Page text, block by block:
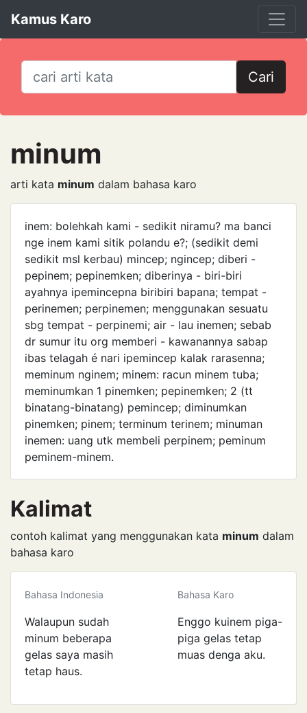
Kamus Karo
Cari
minum
arti kata minum dalam bahasa karo
inem: bolehkah kami - sedikit niramu? ma banci
nge inem kami sitik polandu e?; (sedikit demi
sedikit msl kerbau) mincep; ngincep; diberi -
pepinem; pepinemken; diberinya - biri-biri
ayahnya ipemincepna biri­biri bapana; tempat -
perinemen; perpinemen; menggunakan sesuatu
sbg tempat - perpinemi; air - lau inemen; sebab
dr sumur itu org memberi - kawanannya sabap
ibas telagah é nari ipemincep kalak rarasenna;
meminum nginem; minem: racun minem tuba;
meminumkan 1 pinemken; pepinem­ken; 2 (tt
binatang-binatang) pemincep; diminumkan
pinemken; pinem; terminum terinem; minuman
inemen: uang utk membeli perpinem; peminum
peminem-minem.
Kalimat
contoh kalimat yang menggunakan kata minum dalam
bahasa karo
Bahasa Indonesia
Walaupun sudah
minum beberapa
gelas saya masih
tetap haus.
Bahasa Karo
Enggo kuinem piga-
piga gelas tetap
muas denga aku.